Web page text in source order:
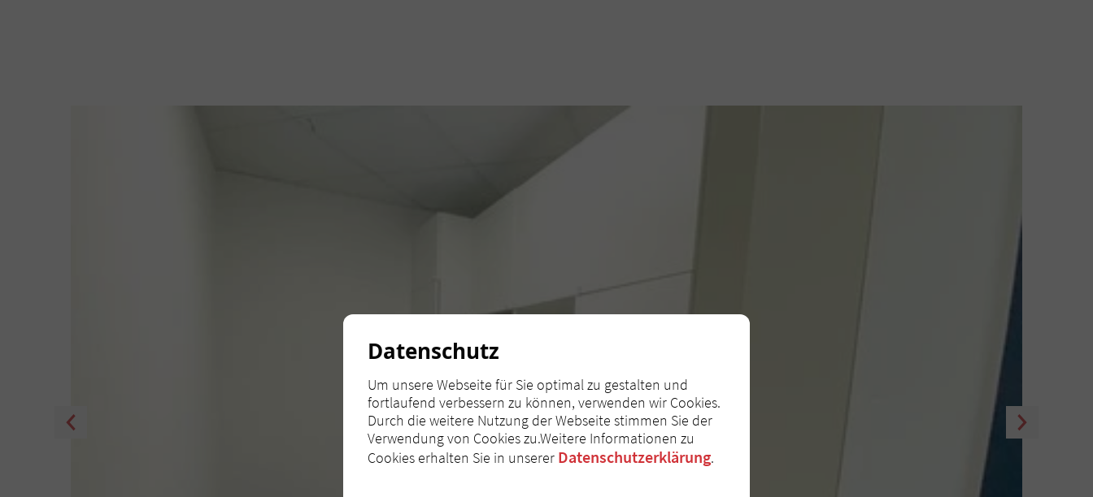
Datenschutz
Um unsere Webseite für Sie optimal zu gestalten und
fortlaufend verbessern zu können, verwenden wir Cookies.
Durch die weitere Nutzung der Webseite stimmen Sie der
Verwendung von Cookies zu.Weitere Informationen zu
Cookies erhalten Sie in unserer Datenschutzerklärung.